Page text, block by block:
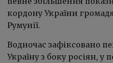
кордону України
Румунії.
Водночас зафіксовано
Україну з боку росіян, у